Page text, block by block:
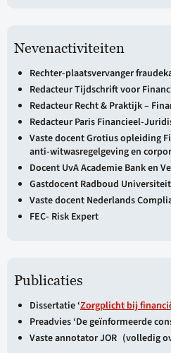
Nevenactiviteiten
Rechter-plaatsvervanger
Redacteur Tijdschrift voor
Redacteur Recht & Praktijk –
Redacteur Paris Financieel-
Vaste docent Grotius opleiding
anti-witwasregelgeving en
Docent UvA Academie Bank en
Gastdocent Radboud
Vaste docent Nederlands
FEC- Risk Expert
Publicaties
Dissertatie ‘Zorgplicht bij
Preadvies ‘De geïnformeerde
Vaste annotator JOR (volledig